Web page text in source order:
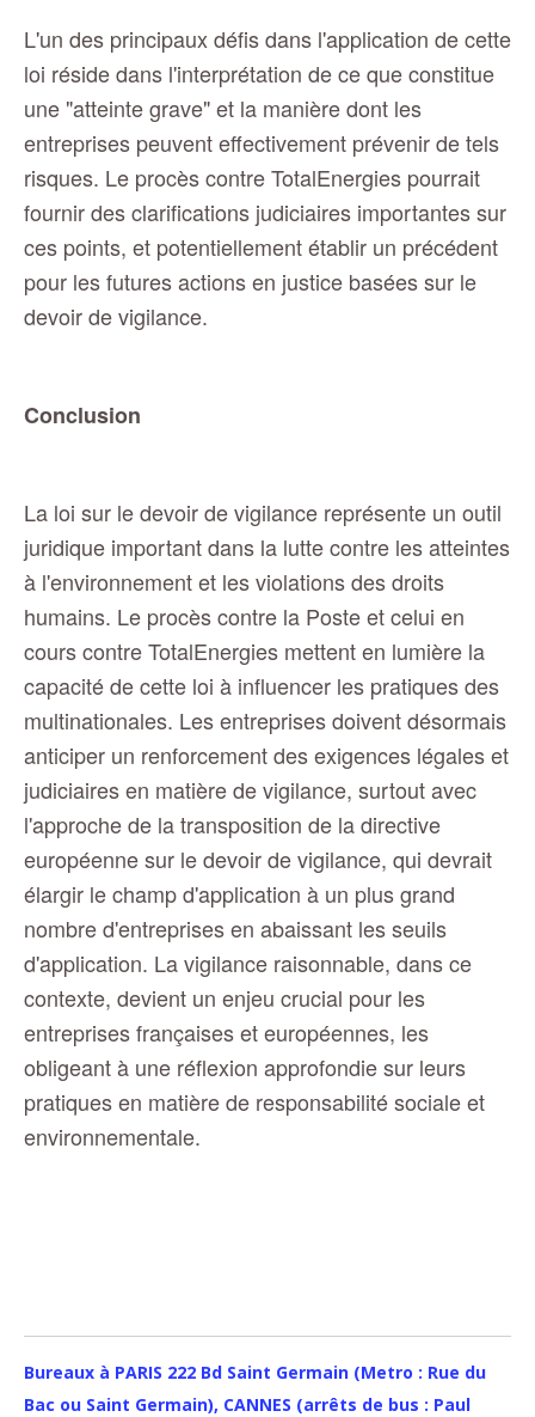
L'un des principaux défis dans l'application de cette
loi réside dans l'interprétation de ce que constitue
une "atteinte grave" et la manière dont les
entreprises peuvent effectivement prévenir de tels
risques. Le procès contre TotalEnergies pourrait
fournir des clarifications judiciaires importantes sur
ces points, et potentiellement établir un précédent
pour les futures actions en justice basées sur le
devoir de vigilance.
Conclusion
La loi sur le devoir de vigilance représente un outil
juridique important dans la lutte contre les atteintes
à l'environnement et les violations des droits
humains. Le procès contre la Poste et celui en
cours contre TotalEnergies mettent en lumière la
capacité de cette loi à influencer les pratiques des
multinationales. Les entreprises doivent désormais
anticiper un renforcement des exigences légales et
judiciaires en matière de vigilance, surtout avec
l'approche de la transposition de la directive
européenne sur le devoir de vigilance, qui devrait
élargir le champ d'application à un plus grand
nombre d'entreprises en abaissant les seuils
d'application. La vigilance raisonnable, dans ce
contexte, devient un enjeu crucial pour les
entreprises françaises et européennes, les
obligeant à une réflexion approfondie sur leurs
pratiques en matière de responsabilité sociale et
environnementale.
Bureaux à PARIS 222 Bd Saint Germain (Metro : Rue du
Bac ou Saint Germain), CANNES (arrêts de bus : Paul